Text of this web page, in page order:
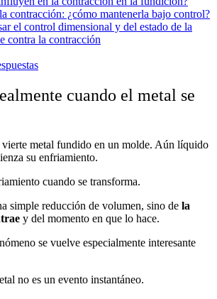
contracción: ¿cómo mantenerla bajo control?
el control dimensional y del estado de la
contra la contracción
cuando el metal se
vierte metal fundido en un molde. Aún líquido
su enfriamiento.
cuando se transforma.
simple reducción de volumen, sino de la
y del momento en que lo hace.
se vuelve especialmente interesante
no es un evento instantáneo.